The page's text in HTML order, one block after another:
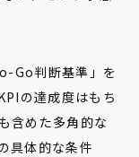
Go判断基準」を
の達成度はもち
含めた多角的な
具体的な条件